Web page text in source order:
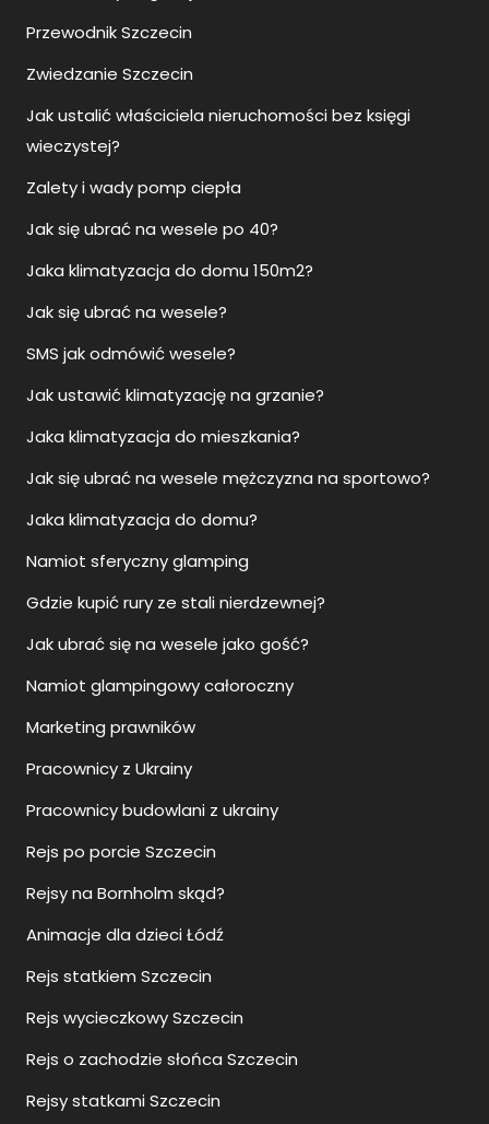
Przewodnik Szczecin
Zwiedzanie Szczecin
Jak ustalić właściciela nieruchomości bez księgi
wieczystej?
Zalety i wady pomp ciepła
Jak się ubrać na wesele po 40?
Jaka klimatyzacja do domu 150m2?
Jak się ubrać na wesele?
SMS jak odmówić wesele?
Jak ustawić klimatyzację na grzanie?
Jaka klimatyzacja do mieszkania?
Jak się ubrać na wesele mężczyzna na sportowo?
Jaka klimatyzacja do domu?
Namiot sferyczny glamping
Gdzie kupić rury ze stali nierdzewnej?
Jak ubrać się na wesele jako gość?
Namiot glampingowy całoroczny
Marketing prawników
Pracownicy z Ukrainy
Pracownicy budowlani z ukrainy
Rejs po porcie Szczecin
Rejsy na Bornholm skąd?
Animacje dla dzieci Łódź
Rejs statkiem Szczecin
Rejs wycieczkowy Szczecin
Rejs o zachodzie słońca Szczecin
Rejsy statkami Szczecin